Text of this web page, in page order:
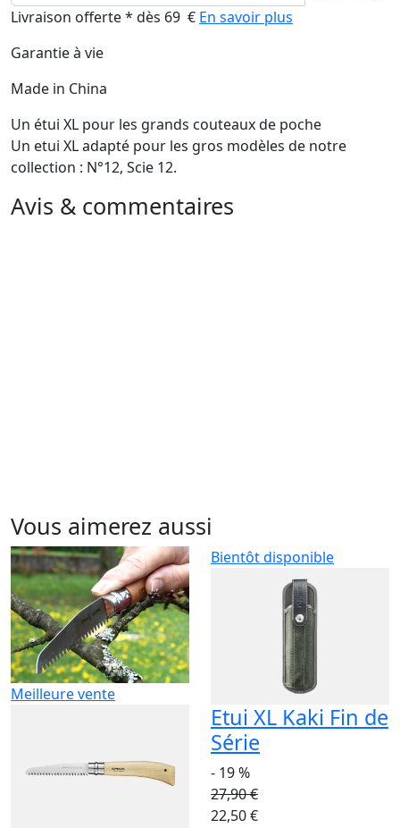
Livraison offerte * dès 69 € En savoir plus
Garantie à vie
Made in China
Un étui XL pour les grands couteaux de poche
Un etui XL adapté pour les gros modèles de notre
collection : N°12, Scie 12.
Avis & commentaires
Vous aimerez aussi
Meilleure vente
Bientôt disponible
Etui XL Kaki Fin de
Série
- 19 %
27,90 €
22,50 €